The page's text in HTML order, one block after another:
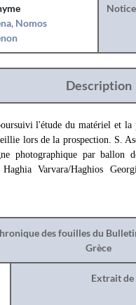
Nomos
Description
l'étude du matériel et
lors de la prospection. S.
photographique par ballon
Haghia Varvara/Haghios
des fouilles du
Grèce
Extrait de